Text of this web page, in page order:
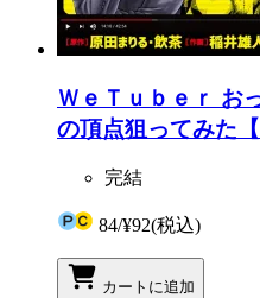
ＷｅＴｕｂｅｒ お
の頂点狙ってみた
完結
84/¥92(税込)
カートに追加